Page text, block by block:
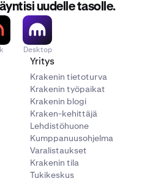
uudelle tasolle.
Desktop
Yritys
Krakenin tietoturva
Krakenin työpaikat
Krakenin blogi
Kraken-kehittäjä
Lehdistöhuone
Kumppanuusohjelma
Varalistaukset
Krakenin tila
Tukikeskus